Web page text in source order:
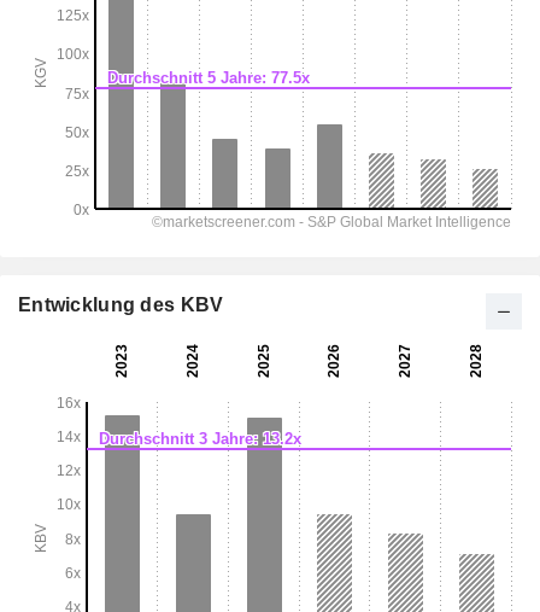
Entwicklung des KBV